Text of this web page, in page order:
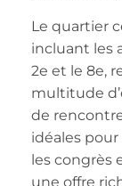
Le quartier
incluant les
2e et le 8e,
multitude
de
idéales
les congrès
une offre